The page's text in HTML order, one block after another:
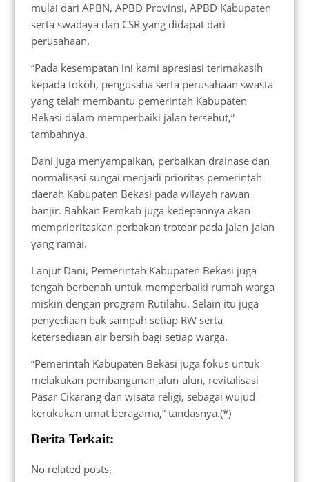
mulai dari APBN, APBD Provinsi, APBD Kabupaten
serta swadaya dan CSR yang didapat dari
perusahaan.
“Pada kesempatan ini kami apresiasi terimakasih
kepada tokoh, pengusaha serta perusahaan swasta
yang telah membantu pemerintah Kabupaten
Bekasi dalam memperbaiki jalan tersebut,”
tambahnya.
Dani juga menyampaikan, perbaikan drainase dan
normalisasi sungai menjadi prioritas pemerintah
daerah Kabupaten Bekasi pada wilayah rawan
banjir. Bahkan Pemkab juga kedepannya akan
memprioritaskan perbakan trotoar pada jalan-jalan
yang ramai.
Lanjut Dani, Pemerintah Kabupaten Bekasi juga
tengah berbenah untuk memperbaiki rumah warga
miskin dengan program Rutilahu. Selain itu juga
penyediaan bak sampah setiap RW serta
ketersediaan air bersih bagi setiap warga.
“Pemerintah Kabupaten Bekasi juga fokus untuk
melakukan pembangunan alun-alun, revitalisasi
Pasar Cikarang dan wisata religi, sebagai wujud
kerukukan umat beragama,” tandasnya.(*)
Berita Terkait:
No related posts.